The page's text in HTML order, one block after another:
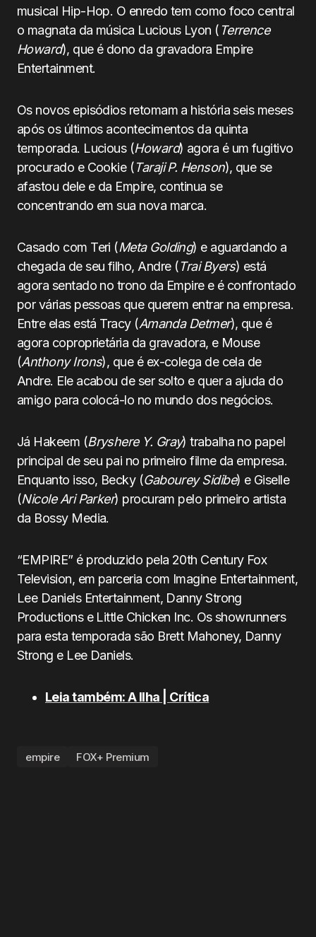
musical Hip-Hop. O enredo tem como foco central
o magnata da música Lucious Lyon ( Terrence
Howard), que é dono da gravadora Empire
Entertainment.
Os novos episódios retomam a história seis meses
após os últimos acontecimentos da quinta
temporada. Lucious (Howard) agora é um fugitivo
procurado e Cookie (Taraji P. Henson), que se
afastou dele e da Empire, continua se
concentrando em sua nova marca.
Casado com Teri (Meta Golding) e aguardando a
chegada de seu filho, Andre (Trai Byers) está
agora sentado no trono da Empire e é confrontado
por várias pessoas que querem entrar na empresa.
Entre elas está Tracy (Amanda Detmer), que é
agora coproprietária da gravadora, e Mouse
(Anthony Irons), que é ex-colega de cela de
Andre. Ele acabou de ser solto e quer a ajuda do
amigo para colocá-lo no mundo dos negócios.
Já Hakeem (Bryshere Y. Gray) trabalha no papel
principal de seu pai no primeiro filme da empresa.
Enquanto isso, Becky (Gabourey Sidibe) e Giselle
(Nicole Ari Parker) procuram pelo primeiro artista
da Bossy Media.
“EMPIRE” é produzido pela 20th Century Fox
Television, em parceria com Imagine Entertainment,
Lee Daniels Entertainment, Danny Strong
Productions e Little Chicken Inc. Os showrunners
para esta temporada são Brett Mahoney, Danny
Strong e Lee Daniels.
Leia também: A Ilha | Crítica
empire FOX+ Premium